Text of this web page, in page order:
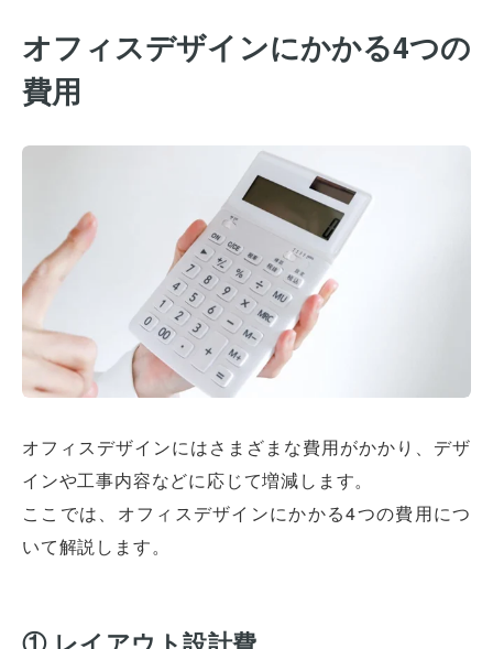
オフィスデザインにかかる4つの
費用
オフィスデザインにはさまざまな費用がかかり、デザ
インや工事内容などに応じて増減します。
ここでは、オフィスデザインにかかる4つの費用につ
いて解説します。